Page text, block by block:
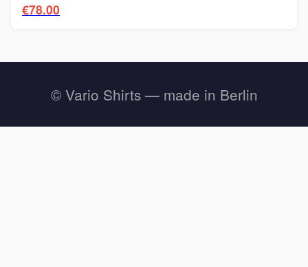
€78.00
© Vario Shirts — made in Berlin